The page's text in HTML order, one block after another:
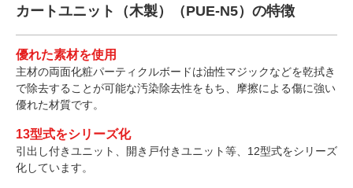
カートユニット（木製）（PUE-N5）の特徴
優れた素材を使用
主材の両面化粧パーティクルボードは油性マジックなどを乾拭き
で除去することが可能な汚染除去性をもち、摩擦による傷に強い
優れた材質です。
13型式をシリーズ化
引出し付きユニット、開き戸付きユニット等、12型式をシリーズ
化しています。